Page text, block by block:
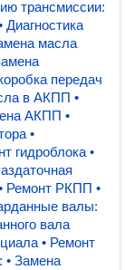
трансмиссии:
масла
передач
в АКПП •
АКПП •
•
гидроблока •
Ремонт РКПП •
валы:
вала
• Ремонт
• Замена